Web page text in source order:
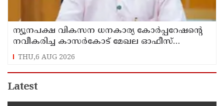
ന്യൂനപക്ഷ വികസന ധനകാര്യ കോർപ്പറേഷന്റെ
നവീകരിച്ച കാസർകോട് മേഖല ഓഫീസ്
ആഗസ്ത് 10ന് മന്ത്രി എൻ.ഷംസുദ്ദീൻ നാടിന്
സമർപ്പിക്കും
THU,6 AUG 2026
Latest